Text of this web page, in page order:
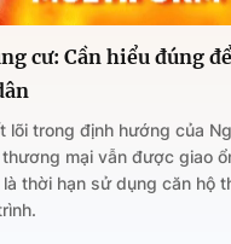
cư: Cần hiểu đúng
lõi trong định hướng của
mại vẫn được giao
thời hạn sử dụng căn hộ